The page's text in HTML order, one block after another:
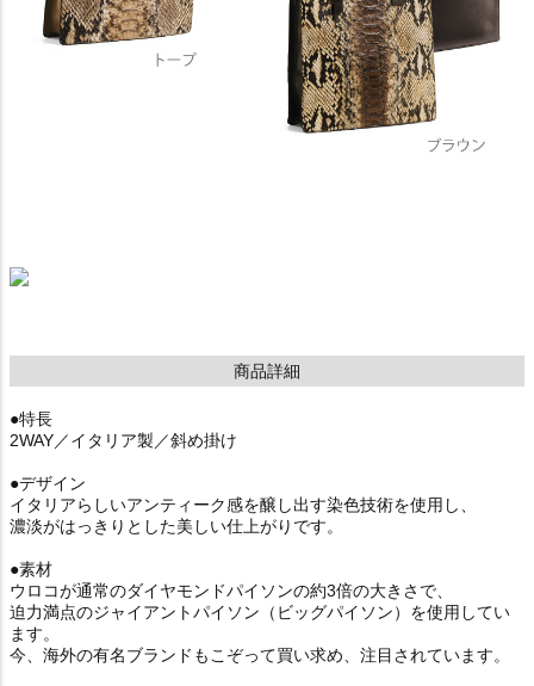
商品詳細
●特長
2WAY／イタリア製／斜め掛け
●デザイン
イタリアらしいアンティーク感を醸し出す染色技術を使用し、
濃淡がはっきりとした美しい仕上がりです。
●素材
ウロコが通常のダイヤモンドパイソンの約3倍の大きさで、
迫力満点のジャイアントパイソン（ビッグパイソン）を使用してい
ます。
今、海外の有名ブランドもこぞって買い求め、注目されています。